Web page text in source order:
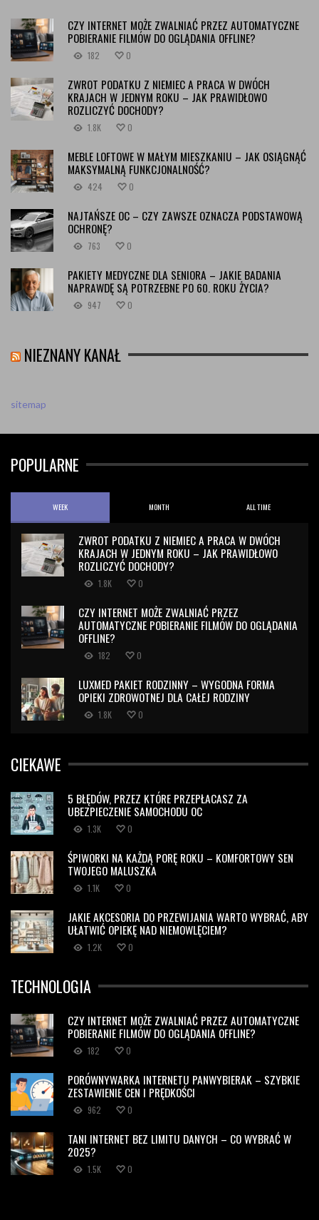
CZY INTERNET MOŻE ZWALNIAĆ PRZEZ AUTOMATYCZNE
POBIERANIE FILMÓW DO OGLĄDANIA OFFLINE?
182 0
ZWROT PODATKU Z NIEMIEC A PRACA W DWÓCH
KRAJACH W JEDNYM ROKU – JAK PRAWIDŁOWO
ROZLICZYĆ DOCHODY?
1.8K 0
MEBLE LOFTOWE W MAŁYM MIESZKANIU – JAK OSIĄGNĄĆ
MAKSYMALNĄ FUNKCJONALNOŚĆ?
424 0
NAJTAŃSZE OC – CZY ZAWSZE OZNACZA PODSTAWOWĄ
OCHRONĘ?
763 0
PAKIETY MEDYCZNE DLA SENIORA – JAKIE BADANIA
NAPRAWDĘ SĄ POTRZEBNE PO 60. ROKU ŻYCIA?
947 0
NIEZNANY KANAŁ
sitemap
POPULARNE
WEEK MONTH ALL TIME
ZWROT PODATKU Z NIEMIEC A PRACA W DWÓCH
KRAJACH W JEDNYM ROKU – JAK PRAWIDŁOWO
ROZLICZYĆ DOCHODY?
1.8K 0
CZY INTERNET MOŻE ZWALNIAĆ PRZEZ
AUTOMATYCZNE POBIERANIE FILMÓW DO OGLĄDANIA
OFFLINE?
182 0
LUXMED PAKIET RODZINNY – WYGODNA FORMA
OPIEKI ZDROWOTNEJ DLA CAŁEJ RODZINY
1.8K 0
CIEKAWE
5 BŁĘDÓW, PRZEZ KTÓRE PRZEPŁACASZ ZA
UBEZPIECZENIE SAMOCHODU OC
1.3K 0
ŚPIWORKI NA KAŻDĄ PORĘ ROKU – KOMFORTOWY SEN
TWOJEGO MALUSZKA
1.1K 0
JAKIE AKCESORIA DO PRZEWIJANIA WARTO WYBRAĆ, ABY
UŁATWIĆ OPIEKĘ NAD NIEMOWLĘCIEM?
1.2K 0
TECHNOLOGIA
CZY INTERNET MOŻE ZWALNIAĆ PRZEZ AUTOMATYCZNE
POBIERANIE FILMÓW DO OGLĄDANIA OFFLINE?
182 0
PORÓWNYWARKA INTERNETU PANWYBIERAK – SZYBKIE
ZESTAWIENIE CEN I PRĘDKOŚCI
962 0
TANI INTERNET BEZ LIMITU DANYCH – CO WYBRAĆ W
2025?
1.5K 0